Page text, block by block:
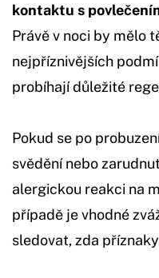
kontaktu s
Právě v noci by mělo
nejpříznivějších
probíhají důležité
Pokud se po
svědění nebo
alergickou reakci na
případě je vhodné
sledovat, zda